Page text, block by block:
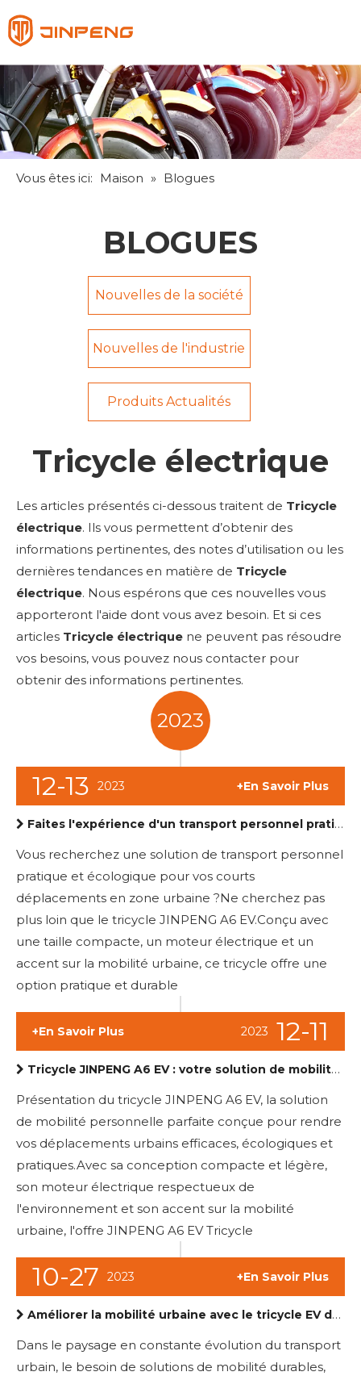
Pусский
Español
Vous êtes ici: Maison » Blogues
BLOGUES
Nouvelles de la société
Nouvelles de l'industrie
Produits Actualités
Tricycle électrique
Les articles présentés ci-dessous traitent de Tricycle
électrique. Ils vous permettent d’obtenir des
informations pertinentes, des notes d’utilisation ou les
dernières tendances en matière de Tricycle
électrique. Nous espérons que ces nouvelles vous
apporteront l'aide dont vous avez besoin. Et si ces
articles Tricycle électrique ne peuvent pas résoudre
vos besoins, vous pouvez nous contacter pour
obtenir des informations pertinentes.
2023
12-13 2023 +En Savoir Plus
Faites l'expérience d'un transport personnel pratique et écologique avec le tricycle JINPENG A6 EV
Vous recherchez une solution de transport personnel
pratique et écologique pour vos courts
déplacements en zone urbaine ?Ne cherchez pas
plus loin que le tricycle JINPENG A6 EV.Conçu avec
une taille compacte, un moteur électrique et un
accent sur la mobilité urbaine, ce tricycle offre une
option pratique et durable
12-11
2023
+En Savoir Plus
Tricycle JINPENG A6 EV : votre solution de mobilité personnelle efficace et polyvalente
Présentation du tricycle JINPENG A6 EV, la solution
de mobilité personnelle parfaite conçue pour rendre
vos déplacements urbains efficaces, écologiques et
pratiques.Avec sa conception compacte et légère,
son moteur électrique respectueux de
l'environnement et son accent sur la mobilité
urbaine, l'offre JINPENG A6 EV Tricycle
10-27 2023 +En Savoir Plus
Améliorer la mobilité urbaine avec le tricycle EV de JINPENG
Dans le paysage en constante évolution du transport
urbain, le besoin de solutions de mobilité durables,